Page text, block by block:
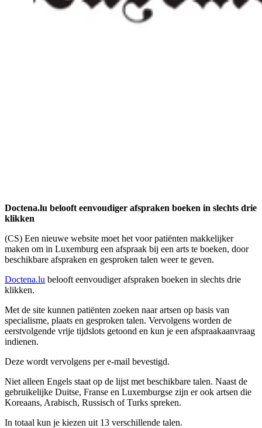
Doctena.lu belooft eenvoudiger afspraken boeken in slechts drie
klikken
(CS) Een nieuwe website moet het voor patiënten makkelijker
maken om in Luxemburg een afspraak bij een arts te boeken, door
beschikbare afspraken en gesproken talen weer te geven.
Doctena.lu belooft eenvoudiger afspraken boeken in slechts drie
klikken.
Met de site kunnen patiënten zoeken naar artsen op basis van
specialisme, plaats en gesproken talen. Vervolgens worden de
eerstvolgende vrije tijdslots getoond en kun je een afspraakaanvraag
indienen.
Deze wordt vervolgens per e-mail bevestigd.
Niet alleen Engels staat op de lijst met beschikbare talen. Naast de
gebruikelijke Duitse, Franse en Luxemburgse zijn er ook artsen die
Koreaans, Arabisch, Russisch of Turks spreken.
In totaal kun je kiezen uit 13 verschillende talen.